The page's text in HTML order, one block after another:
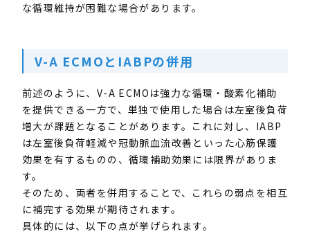
な循環維持が困難な場合があります。
V-A ECMOと IABPの併用
前述のように、 V-A ECMO は強力な循環・酸素化補助
を提供できる一方で、単独で使用した場合は左室後負荷
増大が課題となることがあります。これに対し、 IABP
は左室後負荷軽減や冠動脈血流改善といった心筋保護
効果を有するものの、循環補助効果には限界がありま
す。
そのため、両者を併用することで、これらの弱点を相互
に補完する効果が期待されます。
具体的には、以下の点が挙げられます。